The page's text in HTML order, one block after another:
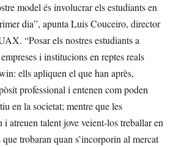
model és involucrar els estudiants en
dia”, apunta Luis Couceiro, director
“Posar els nostres estudiants a
i institucions en reptes reals
ells apliquen el que han après,
professional i entenen com poden
en la societat; mentre que les
atreuen talent jove veient-los treballar en
trobaran quan s’incorporin al mercat